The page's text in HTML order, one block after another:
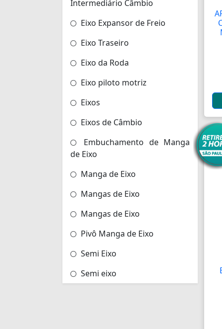
Intermediário Câmbio
Eixo Expansor de Freio
Eixo Traseiro
Eixo da Roda
Eixo piloto motriz
Eixos
Eixos de Câmbio
Embuchamento de Manga
de Eixo
Manga de Eixo
Mangas de Eixo
Mangas de Eixo
Pivô Manga de Eixo
Semi Eixo
Semi eixo